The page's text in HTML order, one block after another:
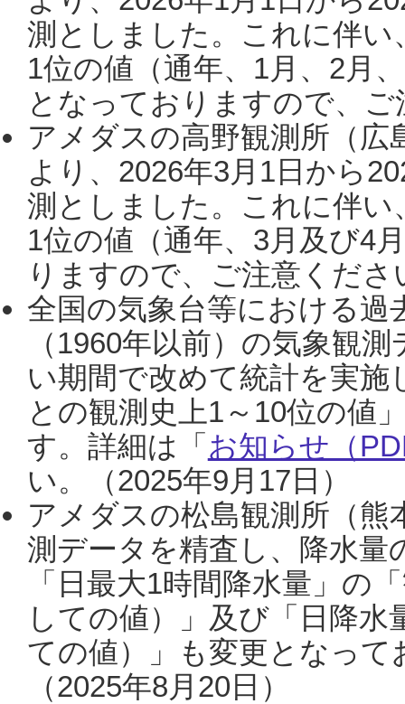
測としました。これに伴い
1位の値（通年、1月、2月
となっておりますので、
アメダスの高野観測所（
より、2026年3月1日から
測としました。これに伴い
1位の値（通年、3月及び4
りますので、ご注意くだ
全国の気象台等における過
（1960年以前）の気象観
い期間で改めて統計を実
との観測史上1～10位の値
す。詳細は「 お知らせ（
い。（2025年9月17日）
アメダスの松島観測所（熊
測データを精査し、降水
「日最大1時間降水量」の
しての値）」及び「日降
ての値）」も変更となっ
（2025年8月20日）